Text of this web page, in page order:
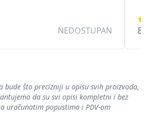
NEDOSTUPAN
bude što precizniji u opisu svih proizvoda,
da su svi opisi kompletni i bez
uračunatim popustima i PDV-om